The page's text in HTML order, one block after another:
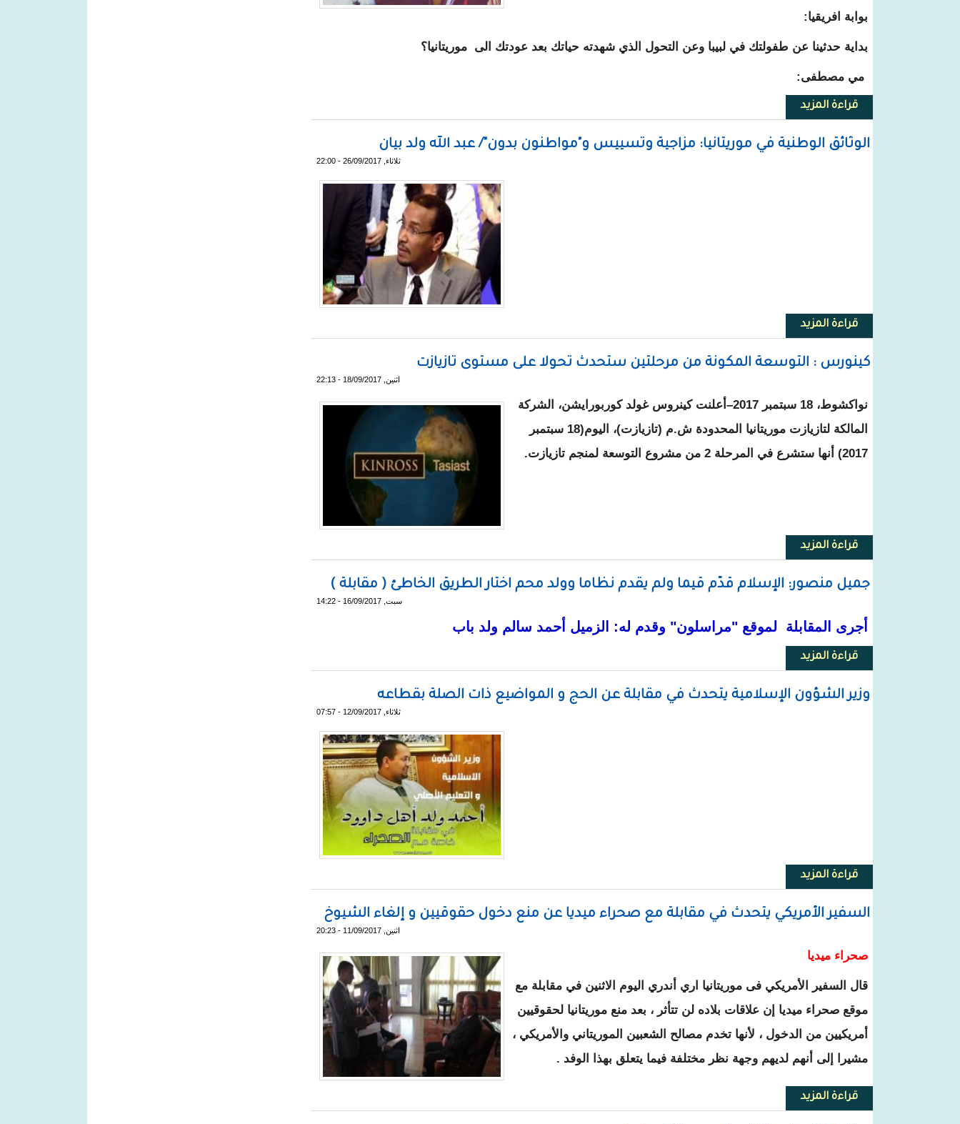
بوابة افريقيا:
بداية حدثينا عن طفولتك في لبيبا وعن التحول الذي شهدته حياتك بعد عودتك الى موريتانيا؟
مي مصطفى:
قراءة المزيدحول مخرجة موريتانية تقرر نزع الغطاء عن رأسها وتقول إنها تشعر بالغربة في وطنها ـ مقابلة
الوثائق الوطنية في موريتانيا: مزاجية وتسييس و"مواطنون بدون"/ عبد الله ولد بيان
ثلاثاء, 26/09/2017 - 22:00
قراءة المزيدحول الوثائق الوطنية في موريتانيا: مزاجية وتسييس و"مواطنون بدون"/ عبد الله ولد بيان
كينورس : التوسعة المكونة من مرحلتين ستحدث تحولا على مستوى تازيازت
اثنين, 18/09/2017 - 22:13
نواكشوط، 18 سبتمبر 2017 – أعلنت كينروس غولد كوربورايشن، الشركة
المالكة لتازيازت موريتانيا المحدودة ش.م (تازيازت)، اليوم
(18 سبتمبر
2017) أنها ستشرع في المرحلة 2 من مشروع التوسعة لمنجم تازيازت.
قراءة المزيدحول كينورس : التوسعة المكونة من مرحلتين ستحدث تحولا على مستوى تازيازت
جميل منصور: الإسلام قدّم قيما ولم يقدم نظاما وولد محم اختار الطريق الخاطئ ( مقابلة )
سبت, 16/09/2017 - 14:22
أجرى المقابلة لموقع "مراسلون" وقدم له: الزميل أحمد سالم ولد باب
قراءة المزيدحول جميل منصور: الإسلام قدّم قيما ولم يقدم نظاما وولد محم اختار الطريق الخاطئ ( مقابلة )
وزير الشؤون الإسلامية يتحدث في مقابلة عن الحج و المواضيع ذات الصلة بقطاعه
ثلاثاء, 12/09/2017 - 07:57
قراءة المزيدحول وزير الشؤون الإسلامية يتحدث في مقابلة عن الحج و المواضيع ذات الصلة بقطاعه
السفير الأمريكي يتحدث في مقابلة مع صحراء ميديا عن منع دخول حقوقيين و إلغاء الشيوخ
اثنين, 11/09/2017 - 20:23
صحراء ميديا
قال السفير الأمريكي فى موريتانيا اري أندري اليوم الاثنين في مقابلة مع
موقع صحراء ميديا إن علاقات بلاده لن تتأثر ، بعد منع موريتانيا لحقوقيين
أمريكيين من الدخول ، لأنها تخدم مصالح الشعبين الموريتاني والأمريكي ،
مشيرا إلى أنهم لديهم وجهة نظر مختلفة فيما يتعلق بهذا الوفد .
قراءة المزيدحول السفير الأمريكي يتحدث في مقابلة مع صحراء ميديا عن منع دخول حقوقيين و إلغاء الشيوخ